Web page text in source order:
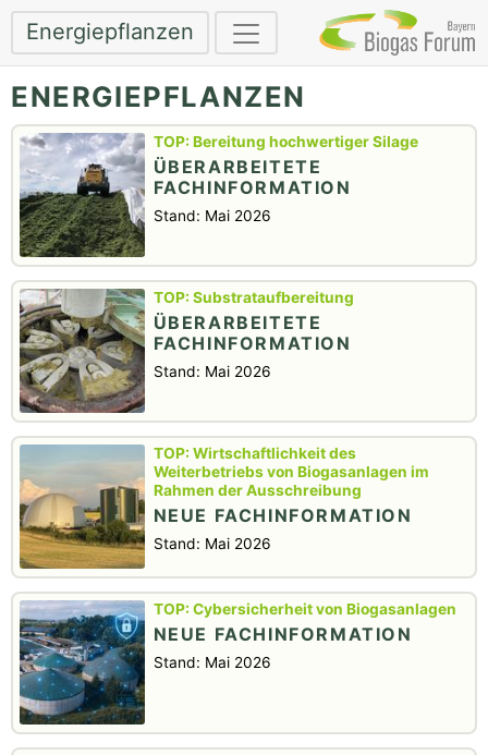
Energiepflanzen
ENERGIEPFLANZEN
Bereitung hochwertiger Silage
ÜBERARBEITETE
FACHINFORMATION
Stand: Mai 2026
Substrataufbereitung
ÜBERARBEITETE
FACHINFORMATION
Stand: Mai 2026
Wirtschaftlichkeit des
Weiterbetriebs von Biogasanlagen im
Rahmen der Ausschreibung
NEUE FACHINFORMATION
Stand: Mai 2026
Cybersicherheit von Biogasanlagen
NEUE FACHINFORMATION
Stand: Mai 2026